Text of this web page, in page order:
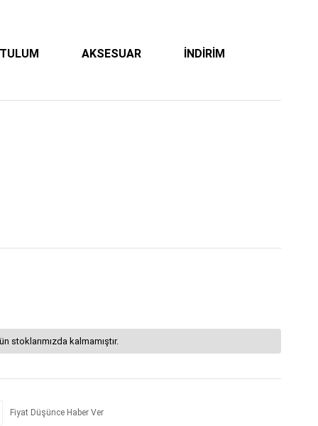
AKSESUAR İNDİRİM
stoklarımızda kalmamıştır.
Fiyat Düşünce Haber Ver